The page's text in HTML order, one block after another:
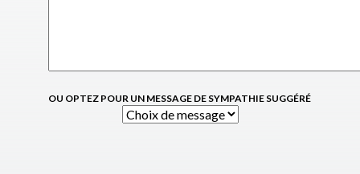
OU OPTEZ POUR UN MESSAGE DE SYMPATHIE SUGGÉRÉ